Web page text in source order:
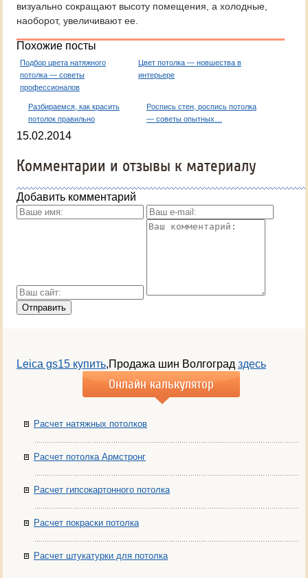
визуально сокращают высоту помещения, а холодные,
наоборот, увеличивают ее.
Похожие посты
Подбор цвета натяжного
потолка — советы
профессионалов
Цвет потолка — новшества в
интерьере
Разбираемся, как красить
потолок правильно
Роспись стен, роспись потолка
— советы опытных…
15.02.2014
Комментарии и отзывы к материалу
Добавить комментарий
Leica gs15 купить,Продажа шин Волгоград здесь
Онлайн калькулятор
Расчет натяжных потолков
Расчет потолка Армстронг
Расчет гипсокартонного потолка
Расчет покраски потолка
Расчет штукатурки для потолка